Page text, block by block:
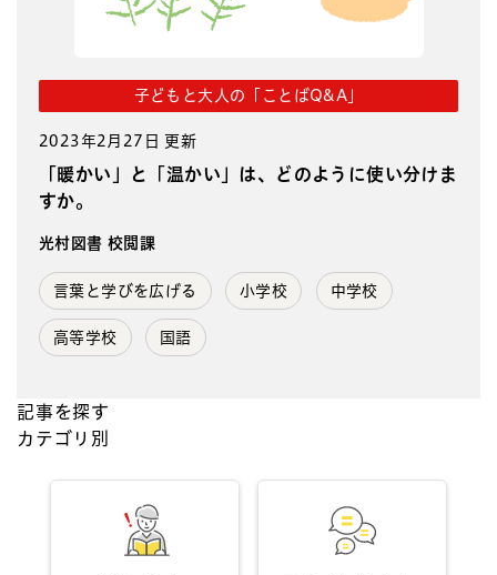
子どもと大人の「ことばQ&A」
2023年2月27日 更新
「暖かい」と「温かい」は、どのように使い分けま
すか。
光村図書 校閲課
言葉と学びを広げる 小学校 中学校
高等学校 国語
記事を探す
カテゴリ別